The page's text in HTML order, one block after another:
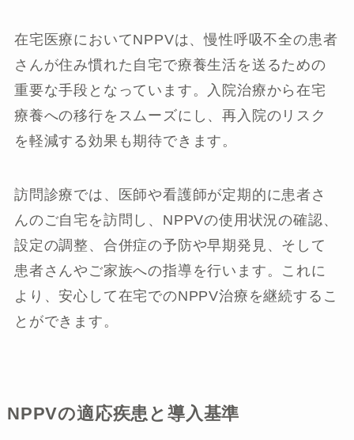
在宅医療においてNPPVは、慢性呼吸不全の患者
さんが住み慣れた自宅で療養生活を送るための
重要な手段となっています。入院治療から在宅
療養への移行をスムーズにし、再入院のリスク
を軽減する効果も期待できます。
訪問診療では、医師や看護師が定期的に患者さ
んのご自宅を訪問し、NPPVの使用状況の確認、
設定の調整、合併症の予防や早期発見、そして
患者さんやご家族への指導を行います。これに
より、安心して在宅でのNPPV治療を継続するこ
とができます。
NPPVの適応疾患と導入基準